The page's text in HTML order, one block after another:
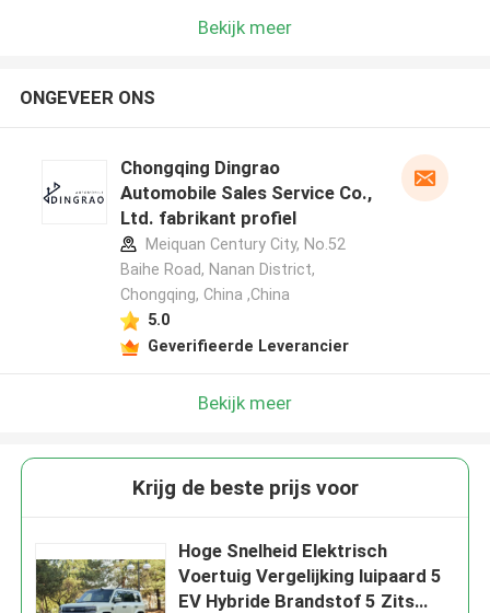
Bekijk meer
ONGEVEER ONS
Chongqing Dingrao
Automobile Sales Service Co.,
Ltd. fabrikant profiel
Meiquan Century City, No.52
Baihe Road, Nanan District,
Chongqing, China ,China
5.0
Geverifieerde Leverancier
Bekijk meer
Krijg de beste prijs voor
Hoge Snelheid Elektrisch
Voertuig Vergelijking luipaard 5
EV Hybride Brandstof 5 Zits